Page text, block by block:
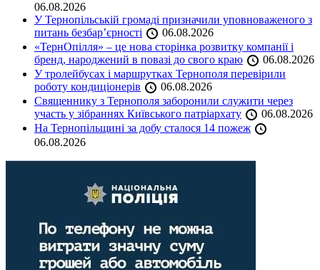
06.08.2026
У Тернопільській громаді призначили уповноваженого з
питань безбар’єрності
06.08.2026
«ТернОпілля» – це нова сторінка розвитку компанії і
бренд, народжений в повазі до свого краю
06.08.2026
У тролейбусах і маршрутках Тернополя перевірили
роботу кондиціонерів
06.08.2026
Священнику з Тернополя заборонили служити через
участь у зібраннях Київського патріархату
06.08.2026
На Тернопільщині за добу сталося 14 пожеж
06.08.2026